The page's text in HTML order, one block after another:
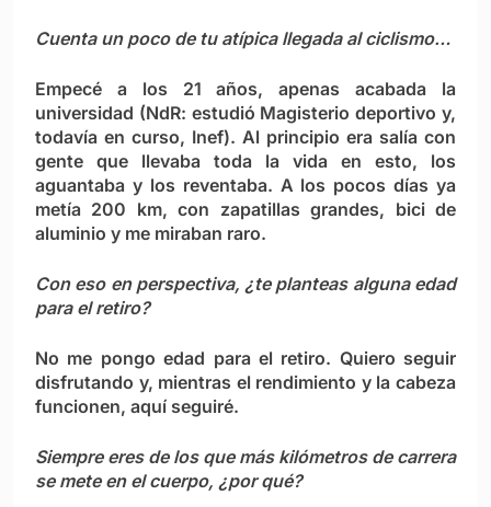
Cuenta un poco de tu atípica llegada al ciclismo…
Empecé a los 21 años, apenas acabada la
universidad (NdR: estudió Magisterio deportivo y,
todavía en curso, Inef). Al principio era salía con
gente que llevaba toda la vida en esto, los
aguantaba y los reventaba. A los pocos días ya
metía 200 km, con zapatillas grandes, bici de
aluminio y me miraban raro.
Con eso en perspectiva, ¿te planteas alguna edad
para el retiro?
No me pongo edad para el retiro. Quiero seguir
disfrutando y, mientras el rendimiento y la cabeza
funcionen, aquí seguiré.
Siempre eres de los que más kilómetros de carrera
se mete en el cuerpo, ¿por qué?